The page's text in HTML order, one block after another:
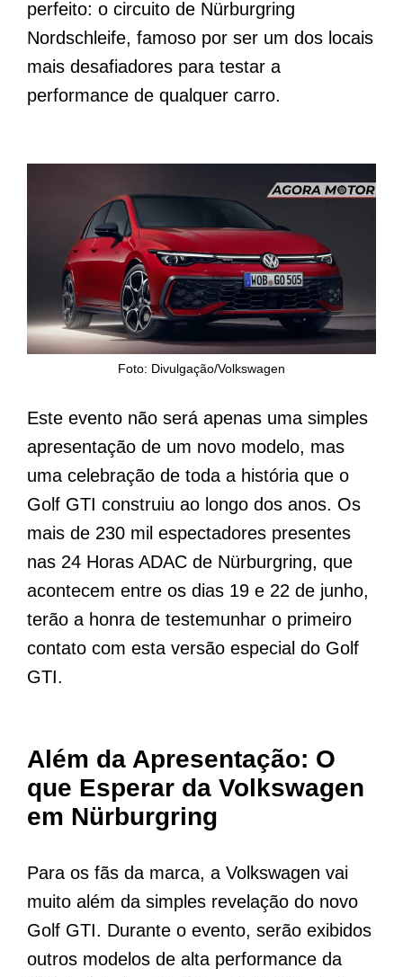
perfeito: o circuito de Nürburgring
Nordschleife, famoso por ser um dos locais
mais desafiadores para testar a
performance de qualquer carro.
Foto: Divulgação/Volkswagen
Este evento não será apenas uma simples
apresentação de um novo modelo, mas
uma celebração de toda a história que o
Golf GTI construiu ao longo dos anos. Os
mais de 230 mil espectadores presentes
nas 24 Horas ADAC de Nürburgring, que
acontecem entre os dias 19 e 22 de junho,
terão a honra de testemunhar o primeiro
contato com esta versão especial do Golf
GTI.
Além da Apresentação: O
que Esperar da Volkswagen
em Nürburgring
Para os fãs da marca, a Volkswagen vai
muito além da simples revelação do novo
Golf GTI. Durante o evento, serão exibidos
outros modelos de alta performance da